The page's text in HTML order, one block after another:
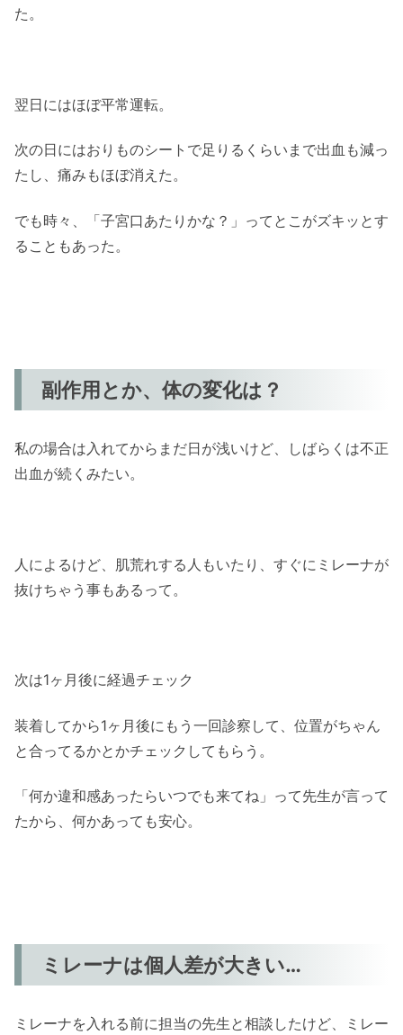
た。
翌日にはほぼ平常運転。
次の日にはおりものシートで足りるくらいまで出血も減っ
たし、痛みもほぼ消えた。
でも時々、「子宮口あたりかな？」ってとこがズキッとす
ることもあった。
副作用とか、体の変化は？
私の場合は入れてからまだ日が浅いけど、しばらくは不正
出血が続くみたい。
人によるけど、肌荒れする人もいたり、すぐにミレーナが
抜けちゃう事もあるって。
次は1ヶ月後に経過チェック
装着してから1ヶ月後にもう一回診察して、位置がちゃん
と合ってるかとかチェックしてもらう。
「何か違和感あったらいつでも来てね」って先生が言って
たから、何かあっても安心。
ミレーナは個人差が大きい…
ミレーナを入れる前に担当の先生と相談したけど、ミレー